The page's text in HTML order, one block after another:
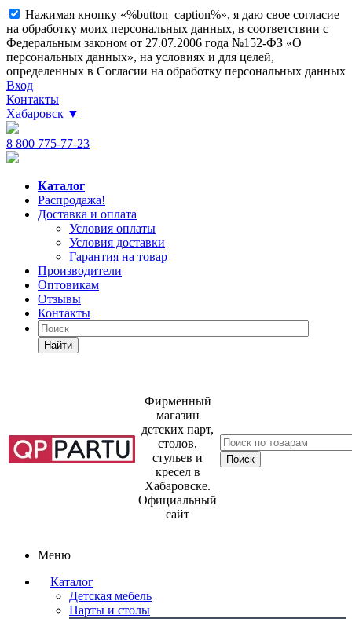
Нажимая кнопку «%button_caption%», я даю свое согласие
на обработку моих персональных данных, в соответствии с
Федеральным законом от 27.07.2006 года №152-ФЗ «О
персональных данных», на условиях и для целей,
определенных в Согласии на обработку персональных данных
Вход
Контакты
Хабаровск ▼
8 800 775-77-23
Каталог
Распродажа!
Доставка и оплата
Условия оплаты
Условия доставки
Гарантия на товар
Производители
Оптовикам
Отзывы
Контакты
Найти
Фирменный
магазин
детских парт,
столов,
стульев и
кресел в
Хабаровске.
Официальный
сайт
Меню
Каталог
Детская мебель
Парты и столы